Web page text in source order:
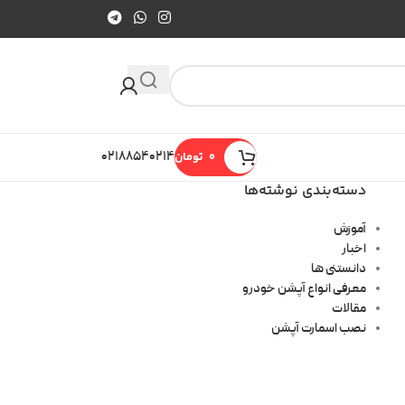
تومان۰۲۱۸۸۵۴۰۲۱۴
دسته‌بندی نوشته‌ها
آموزش
اخبار
دانستنی ها
معرفی انواع آپشن خودرو
مقالات
نصب اسمارت آپشن